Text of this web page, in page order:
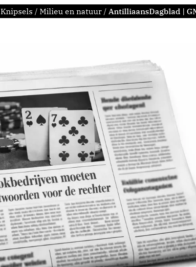
Knipsels / Milieu en natuur / AntilliaansDagblad |